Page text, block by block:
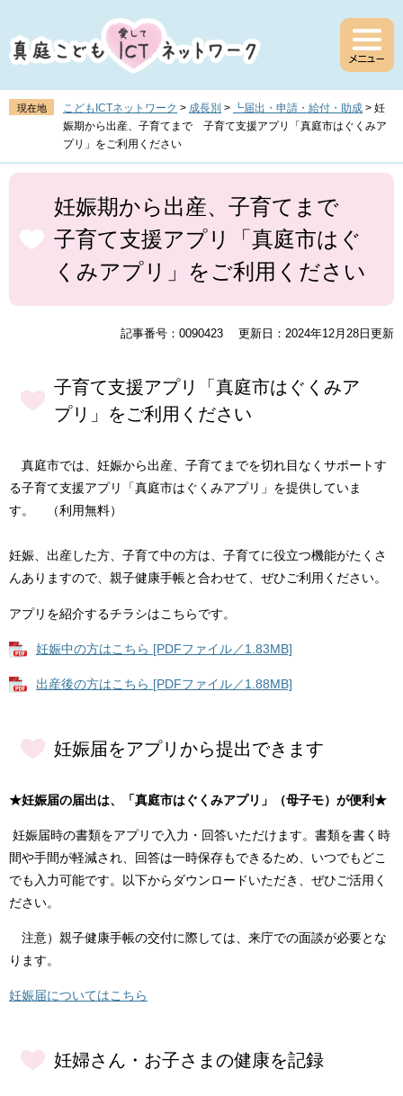
ジ
の
頭
。
ュ
ー
飛
て
本
現在地 こどもICTネットワーク > 成長別 > ┗届出・申請・給付・助成 > 妊
娠期から出産、子育てまで 子育て支援アプリ「真庭市はぐくみア
プリ」をご利用ください
本
妊娠期から出産、子育てまで
子育て支援アプリ「真庭市はぐ
くみアプリ」をご利用ください
記事番号：0090423 更新日：2024年12月28日更新
子育て支援アプリ「真庭市はぐくみア
プリ」をご利用ください
真庭市では、妊娠から出産、子育てまでを切れ目なくサポートす
る子育て支援アプリ「真庭市はぐくみアプリ」を提供していま
す。 （利用無料）
妊娠、出産した方、子育て中の方は、子育てに役立つ機能がたくさ
んありますので、親子健康手帳と合わせて、ぜひご利用ください。
アプリを紹介するチラシはこちらです。
妊娠中の方はこちら [PDFファイル／1.83MB]
出産後の方はこちら [PDFファイル／1.88MB]
妊娠届をアプリから提出できます
★妊娠届の届出は、「真庭市はぐくみアプリ」（母子モ）が便利★
妊娠届時の書類をアプリで入力・回答いただけます。書類を書く時
間や手間が軽減され、回答は一時保存もできるため、いつでもどこ
でも入力可能です。以下からダウンロードいただき、ぜひご活用く
ださい。
注意）親子健康手帳の交付に際しては、来庁での面談が必要とな
ります。
妊娠届についてはこちら
妊婦さん・お子さまの健康を記録